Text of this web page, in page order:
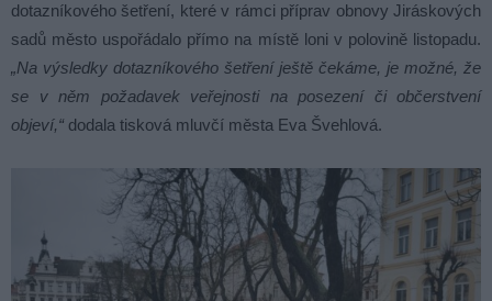
dotazníkového šetření, které v rámci příprav obnovy Jiráskových
sadů město uspořádalo přímo na místě loni v polovině listopadu.
„Na výsledky dotazníkového šetření ještě čekáme, je možné, že
se v něm požadavek veřejnosti na posezení či občerstvení
objeví,“ dodala tisková mluvčí města Eva Švehlová.